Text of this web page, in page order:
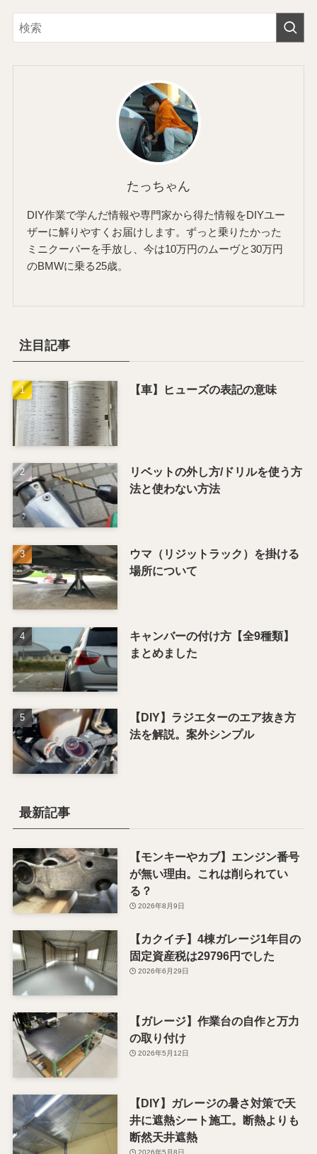
たっちゃん
DIY作業で学んだ情報や専門家から得た情報をDIYユー
ザーに解りやすくお届けします。ずっと乗りたかった
ミニクーパーを手放し、今は10万円のムーヴと30万円
のBMWに乗る25歳。
注目記事
【車】ヒューズの表記の意味
リベットの外し方/ドリルを使う方
法と使わない方法
ウマ（リジットラック）を掛ける
場所について
キャンバーの付け方【全9種類】
まとめました
【DIY】ラジエターのエア抜き方
法を解説。案外シンプル
最新記事
【モンキーやカブ】エンジン番号
が無い理由。これは削られてい
る？
2026年8月9日
【カクイチ】4棟ガレージ1年目の
固定資産税は29796円でした
2026年6月29日
【ガレージ】作業台の自作と万力
の取り付け
2026年5月12日
【DIY】ガレージの暑さ対策で天
井に遮熱シート施工。断熱よりも
断然天井遮熱
2026年5月8日